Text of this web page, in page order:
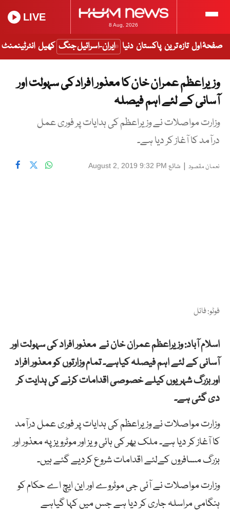
8 Aug, 2026
LIVE
صفحۂ اول تازہ ترین پاکستان دنیا ایران-اسرائیل جنگ کھیل انٹرٹینمنٹ
وزیراعظم عمران خان کا معذور افراد کی سہولت اور
آسانی کے لئے اہم فیصلہ
وزارت مواصلات نے وزیراعظم کی ہدایات پر فوری عمل
درآمد کا آغاز کر دیا ہے۔
نعمان مقصود | شائع August 2, 2019 9:32 PM
فوٹو: فائل
اسلام آباد: وزیراعظم عمران خان نے معذور افراد کی سہولت اور
آسانی کے لئے اہم فیصلہ کیاہے۔ تمام وزارتوں کو معذور افراد
اور بزرگ شہریوں کیلے خصوصی اقدامات کرنے کی ہدایت کر
دی گئی ہے۔
وزارت مواصلات نے وزیراعظم کی ہدایات پر فوری عمل درآمد
کا آغاز کر دیا ہے۔ ملک بھر کی ہائی ویز اور موٹرویز پہ معذور اور
بزرگ مسافروں کےلئے اقدامات شروع کردیے گئے ہیں۔
وزارت مواصلات نے آئی جی موٹروے اور این ایچ اے حکام کو
ہنگامی مراسلہ جاری کر دیا ہے جس میں کہا گیاہے